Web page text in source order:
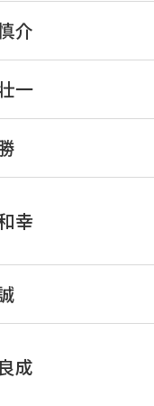
介
一
幸
成